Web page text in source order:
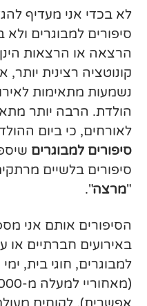
לא בכדי אני מעדיף
סיפורים למבוגרים
הרצאה או הרצאות
קונוטציה רצינית
נשמעות מתאימות
הולדת. הרבה יותר
לאורחים, כי ביום
סיפורים למבוגרים
סיפורים בלשיים
"מרצה".
הסיפורים אותם אני
באירועים חברתיים או
למבוגרים, חוגי בית, ימי
אפשרית), לקוחים